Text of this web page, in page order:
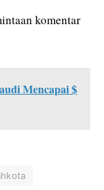
komentar
Mencapai $